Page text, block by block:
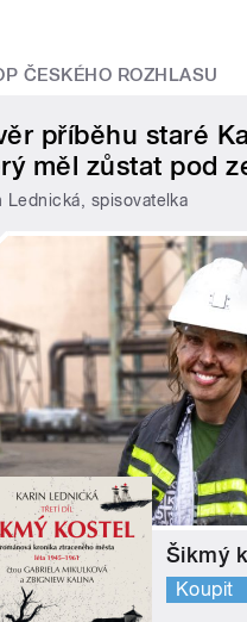
ČESKÉHO ROZHLASU
příběhu staré
měl zůstat pod
Lednická, spisovatelka
Šikmý
Koupit